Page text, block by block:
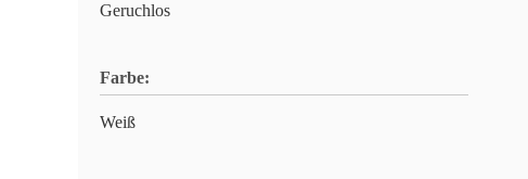
Geruchlos
Farbe:
Weiß